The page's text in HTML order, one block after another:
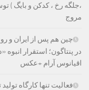
،جلگه رخ ، کدکن و بایگ )
مروج
چین هم پس از ایران و
اقیانوس آرام +عکس
فعالیت تنها کارگاه